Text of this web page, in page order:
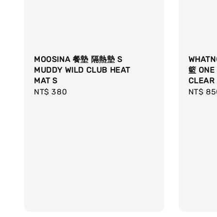
MOOSINA 餐墊 隔熱墊 S
MUDDY WILD CLUB HEAT
MAT S
Regular
NT$ 380
籃
CLEAR
Sale
NT$